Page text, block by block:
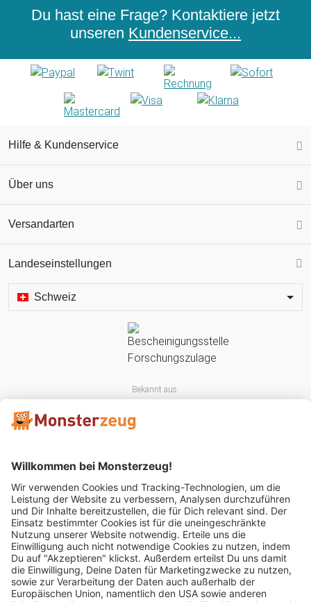
Du hast eine Frage? Kontaktiere jetzt
unseren Kundenservice...
Hilfe & Kundenservice
Über uns
Versandarten
Landeseinstellungen
Schweiz
Bekannt aus:
Mitglied im: